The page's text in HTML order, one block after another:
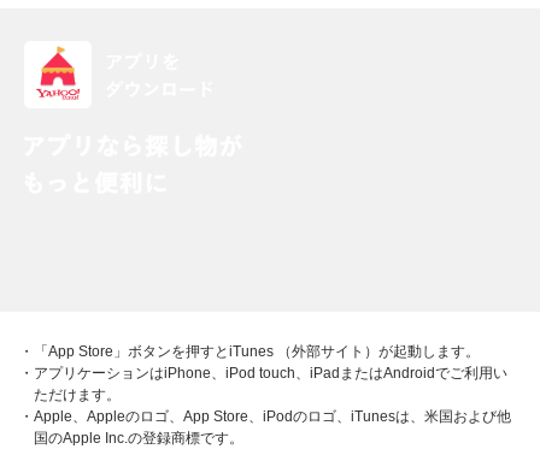
・「App Store」ボタンを押すとiTunes （外部サイト）が起動します。
・アプリケーションはiPhone、iPod touch、iPadまたはAndroidでご利用い
ただけます。
・Apple、Appleのロゴ、App Store、iPodのロゴ、iTunesは、米国および他
国のApple Inc.の登録商標です。